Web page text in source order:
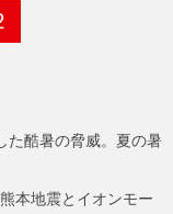
ジ
た酷暑の脅威。夏の暑
本地震とイオンモー